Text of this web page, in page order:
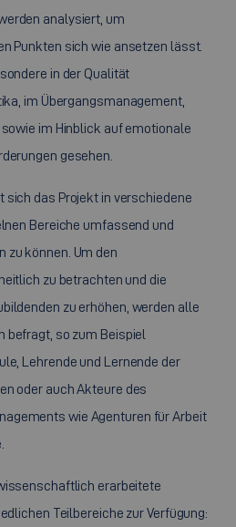
analysiert, um
Punkten sich wie ansetzen lässt.
in der Qualität
im Übergangsmanagement,
im Hinblick auf emotionale
gesehen.
das Projekt in verschiedene
Bereiche umfassend und
können. Um den
zu betrachten und die
zu erhöhen, werden alle
befragt, so zum Beispiel
Lehrende und Lernende der
oder auch Akteure des
wie Agenturen für Arbeit
erarbeitete
Teilbereiche zur Verfügung: